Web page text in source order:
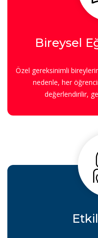
Bireysel
Özel gereksinimli
nedenle, her
değerlendirilir,